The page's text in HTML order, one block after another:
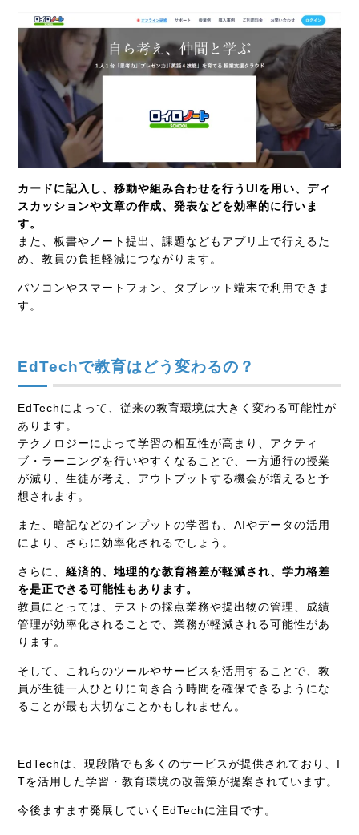
カードに記入し、移動や組み合わせを行うUIを用い、ディ
スカッションや文章の作成、発表などを効率的に行いま
す。
また、板書やノート提出、課題などもアプリ上で行えるた
め、教員の負担軽減につながります。
パソコンやスマートフォン、タブレット端末で利用できま
す。
EdTechで教育はどう変わるの？
EdTechによって、従来の教育環境は大きく変わる可能性が
あります。
テクノロジーによって学習の相互性が高まり、アクティ
ブ・ラーニングを行いやすくなることで、一方通行の授業
が減り、生徒が考え、アウトプットする機会が増えると予
想されます。
また、暗記などのインプットの学習も、AIやデータの活用
により、さらに効率化されるでしょう。
さらに、経済的、地理的な教育格差が軽減され、学力格差
を是正できる可能性もあります。
教員にとっては、テストの採点業務や提出物の管理、成績
管理が効率化されることで、業務が軽減される可能性があ
ります。
そして、これらのツールやサービスを活用することで、教
員が生徒一人ひとりに向き合う時間を確保できるようにな
ることが最も大切なことかもしれません。
EdTechは、現段階でも多くのサービスが提供されており、 I
Tを活用した学習・教育環境の改善策が提案されています。
今後ますます発展していく EdTechに注目です。